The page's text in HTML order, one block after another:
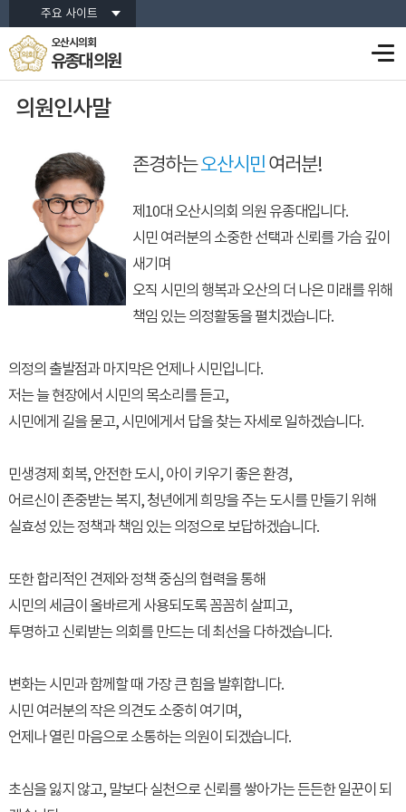
주요 사이트
오산시의회
유종대 의원
의원인사말
존경하는오산시민여러분!
제10대 오산시의회 의원 유종대입니다.
시민 여러분의 소중한 선택과 신뢰를 가슴 깊이
새기며
오직 시민의 행복과 오산의 더 나은 미래를 위해
책임 있는 의정활동을 펼치겠습니다.
의정의 출발점과 마지막은 언제나 시민입니다.
저는 늘 현장에서 시민의 목소리를 듣고,
시민에게 길을 묻고, 시민에게서 답을 찾는 자세로 일하겠습니다.
민생경제 회복, 안전한 도시, 아이 키우기 좋은 환경,
어르신이 존중받는 복지, 청년에게 희망을 주는 도시를 만들기 위해
실효성 있는 정책과 책임 있는 의정으로 보답하겠습니다.
또한 합리적인 견제와 정책 중심의 협력을 통해
시민의 세금이 올바르게 사용되도록 꼼꼼히 살피고,
투명하고 신뢰받는 의회를 만드는 데 최선을 다하겠습니다.
변화는 시민과 함께할 때 가장 큰 힘을 발휘합니다.
시민 여러분의 작은 의견도 소중히 여기며,
언제나 열린 마음으로 소통하는 의원이 되겠습니다.
초심을 잃지 않고, 말보다 실천으로 신뢰를 쌓아가는 든든한 일꾼이 되